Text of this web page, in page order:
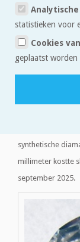
In 2025 verraste
synthetische
millimeter kostte
september 2025.
statistieken voor
Cookies
geplaatst